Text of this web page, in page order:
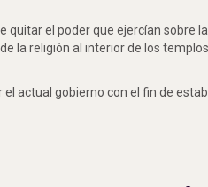
el poder que ejercían sobre
la religión al interior de los
actual gobierno con el fin de